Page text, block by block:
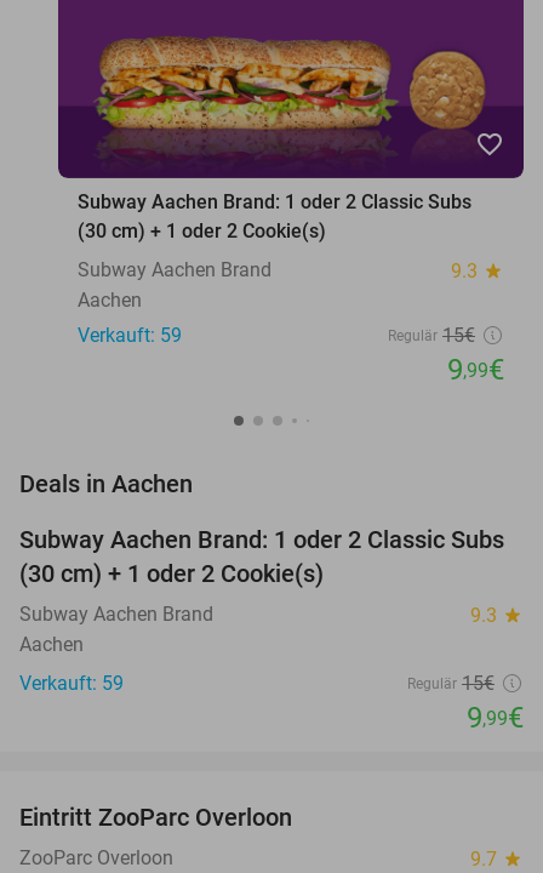
favorite_border
Subway Aachen Brand: 1 oder 2 Classic Subs
(30 cm) + 1 oder 2 Cookie(s)
Subway Aachen Brand
9.3 star
Aachen
Verkauft: 59
Regulär 15€
9,99€
Deals in Aachen
33%
Subway Aachen Brand: 1 oder 2 Classic Subs
(30 cm) + 1 oder 2 Cookie(s)
Subway Aachen Brand 9.3 star
Aachen
Verkauft: 59
Regulär 15€
9,99€
TODAY
Eintritt ZooParc Overloon
ZooParc Overloon 9.7 star